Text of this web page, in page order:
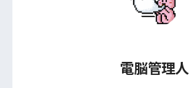
電脳管理人